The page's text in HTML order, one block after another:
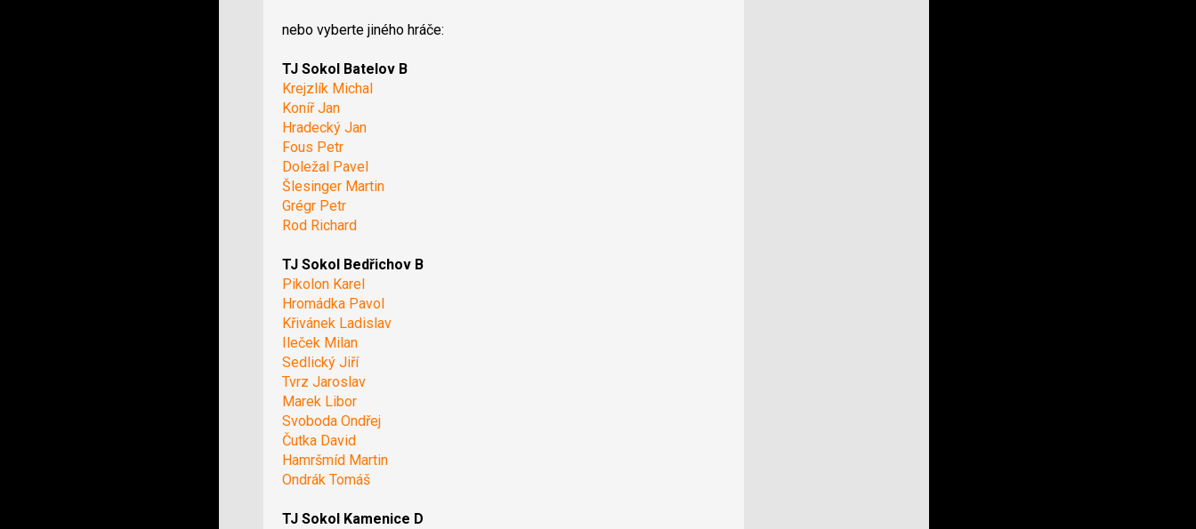
nebo vyberte jiného hráče:
TJ Sokol Batelov B
Krejzlík Michal
Koníř Jan
Hradecký Jan
Fous Petr
Doležal Pavel
Šlesinger Martin
Grégr Petr
Rod Richard
TJ Sokol Bedřichov B
Pikolon Karel
Hromádka Pavol
Křivánek Ladislav
Ileček Milan
Sedlický Jiří
Tvrz Jaroslav
Marek Libor
Svoboda Ondřej
Čutka David
Hamršmíd Martin
Ondrák Tomáš
TJ Sokol Kamenice D